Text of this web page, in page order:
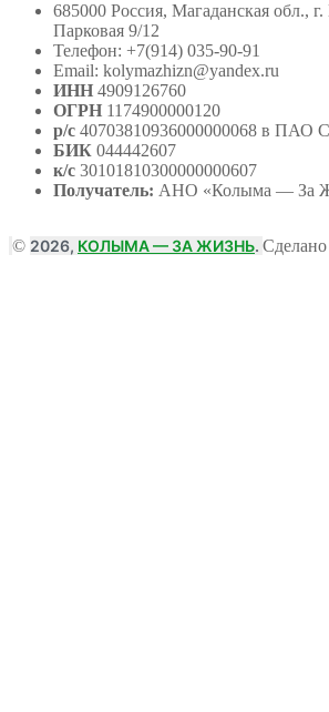
685000 Россия, Магаданская обл.,
Парковая 9/12
Телефон: +7(914) 035-90-91
Email: kolymazhizn@yandex.ru
ИНН 4909126760
ОГРН 1174900000120
р/с 40703810936000000068 в ПАО
БИК 044442607
к/с 30101810300000000607
Получатель: АНО «Колыма — За
© 2026, КОЛЫМА — ЗА ЖИЗНЬ.